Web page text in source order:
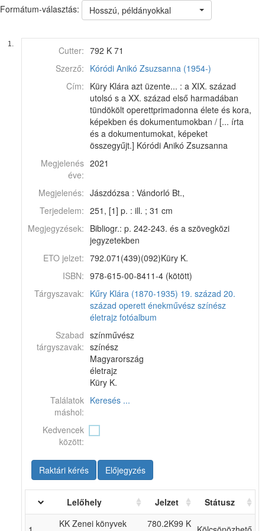
Formátum-választás: Hosszú, példányokkal
1.
Cutter: 792 K 71
Szerző: Kóródi Anikó Zsuzsanna (1954-)
Cím: Küry Klára azt üzente... : a XIX. század
utolsó s a XX. század első harmadában
tündökölt operettprimadonna élete és kora,
képekben és dokumentumokban / [... írta
és a dokumentumokat, képeket
összegyűjt.] Kóródi Anikó Zsuzsanna
Megjelenés
éve:
2021
Megjelenés: Jászdózsa : Vándorló Bt.,
Terjedelem: 251, [1] p. : ill. ; 31 cm
Megjegyzések: Bibliogr.: p. 242-243. és a szövegközi
jegyzetekben
ETO jelzet: 792.071(439)(092)Küry K.
ISBN: 978-615-00-8411-4 (kötött)
Tárgyszavak: Kűry Klára (1870-1935) 19. század 20.
század operett énekművész színész
életrajz fotóalbum
Szabad
tárgyszavak:
színművész
színész
Magyarország
életrajz
Küry K.
Találatok
máshol:
Keresés ...
Kedvencek
között:
Raktári kérés Előjegyzés
Lelőhely Jelzet Státusz
KK Zenei könyvek
780.2K99 K